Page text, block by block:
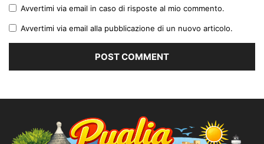
Avvertimi via email in caso di risposte al mio commento.
Avvertimi via email alla pubblicazione di un nuovo articolo.